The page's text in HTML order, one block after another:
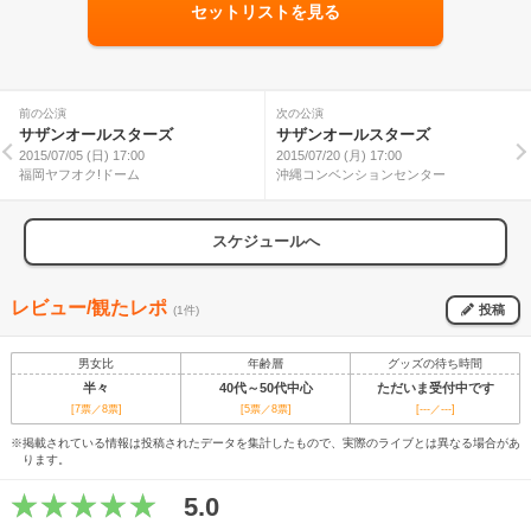
セットリストを見る
前の公演
サザンオールスターズ
2015/07/05 (日) 17:00
福岡ヤフオク!ドーム
次の公演
サザンオールスターズ
2015/07/20 (月) 17:00
沖縄コンベンションセンター
スケジュールへ
レビュー/観たレポ (1件) 投稿
男女比 年齢層 グッズの待ち時間
半々 40代～50代中心 ただいま受付中です
[7票／8票] [5票／8票] [---／---]
※掲載されている情報は投稿されたデータを集計したもので、実際のライブとは異なる場合があ
ります。
5.0